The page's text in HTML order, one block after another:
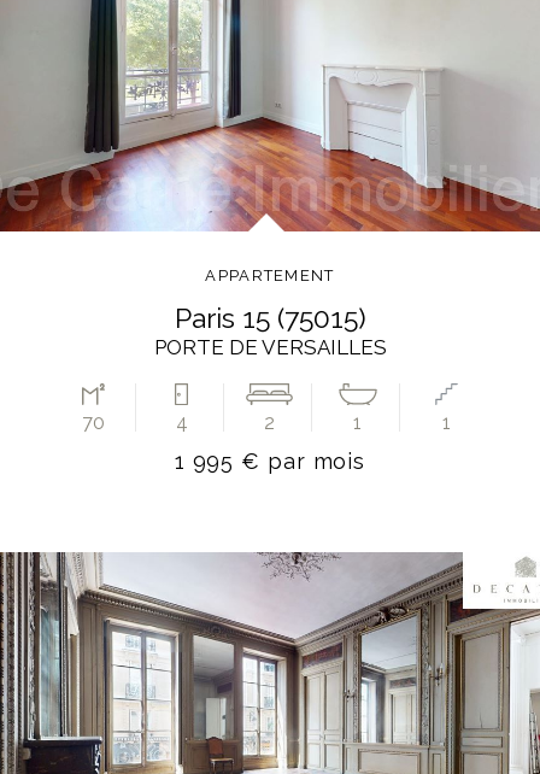
APPARTEMENT
paris 15 (75015)
PORTE DE VERSAILLES
70 4 2 1 1
1 995 € par mois